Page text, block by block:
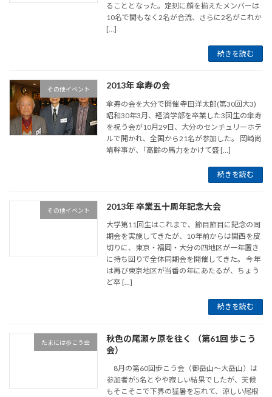
ることとなった。定刻に顔を揃えたメンバーは
10名で間もなく2名が合流、さらに2名がこれか
[…]
続きを読む
その他イベント 2013年 傘寿の会
傘寿の会を大分で開催 寺田洋太郎(第30回大3)
昭和30年3月、経済学部を卒業した3回生の傘寿
を祝う会が10月29日、大分のセンチュリーホテ
ルで開かれ、全国から21名が参加した。 岡崎尚
靖幹事が、｢高齢の馬力をかけて盛 […]
続きを読む
その他イベント 2013年 卒業五十周年記念大会
大学第11回生はこれまで、節目節目に記念の同
期会を実施してきたが、10年前からは関西を皮
切りに、東京・福岡・大分の四地区が一年置き
に持ち回りで全体同期会を開催してきた。 今年
は再び東京地区が当番の年にあたるが、ちょう
ど卒 […]
続きを読む
たまには歩こう会
秋色の尾瀬ヶ原を往く （第61回 歩こう
会）
8月の第60回歩こう会（御岳山～大岳山）は
参加者が5名とやや寂しい結果でしたが、天候
もそこそこで下界の猛暑を忘れて、涼しい尾根